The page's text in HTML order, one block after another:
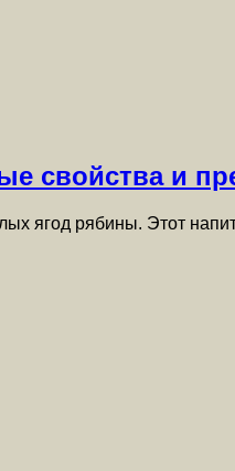
свойства и
ягод рябины. Этот